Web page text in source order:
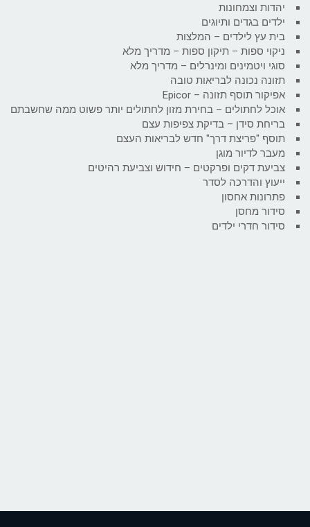
יהדות וצמחונות
ילדים בגדים ותיוגים
בית עץ לילדים – המלצות
ניקוי ספות – תיקון ספות – מדריך מלא
סוגי ויטמינים ומינרלים – מדריך מלא
תזונה נכונה לבריאות טובה
אפיקור תוסף תזונה – Epicor
אוכל לחתולים – בחירת מזון לחתולים יותר פשוט ממה שחשבתם
בריחת סידן – בדיקת צפיפות עצם
תוסף "פריצת דרך" חדש לבריאות העצם
מעבר לדיור מוגן
צביעת דקים ופרקטים – חידוש וצביעת רהיטים
ייעוץ והדרכה לסדר
פתרונות אחסון
סידור מחסן
סידור חדרי ילדים